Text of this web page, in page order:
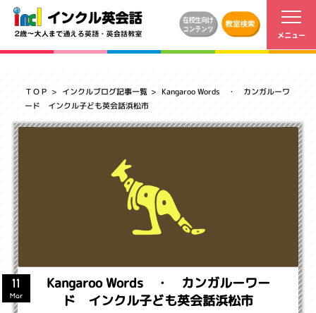
ＴＯＰ インクルブログ記事一覧 Kangaroo Words ・ カンガルーワ
ード インクル子ども英会話浜松市
Kangaroo Words ・ カンガルーワー
ド インクル子ども英会話浜松市
11
Mar